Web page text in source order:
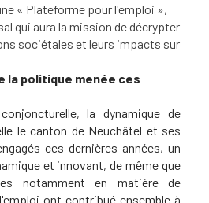
« Plateforme pour l'emploi »,
qui aura la mission de décrypter
sociétales et leurs impacts sur
la politique menée ces
la dynamique de
le canton de Neuchâtel et ses
ces dernières années, un
et innovant, de même que
notamment en matière de
ont contribué ensemble à